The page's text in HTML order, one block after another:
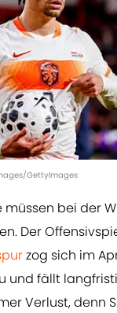
GettyImages
bei der
Der
zog sich im
und fällt
Verlust, denn